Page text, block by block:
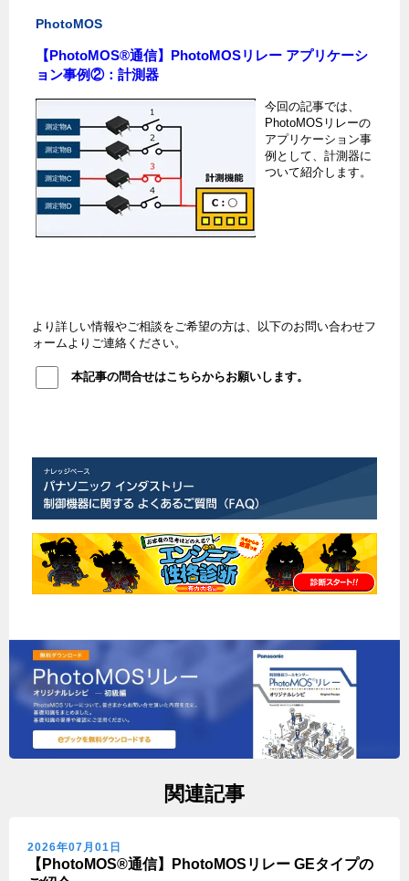
PhotoMOS
【PhotoMOS®通信】PhotoMOSリレー アプリケーシ
ョン事例②：計測器
今回の記事では、
PhotoMOSリレーの
アプリケーション事
例として、計測器に
ついて紹介します。
より詳しい情報やご相談をご希望の方は、以下のお問い合わせフ
ォームよりご連絡ください。
本記事の問合せはこちらからお願いします。
関連記事
2026年07月01日
【PhotoMOS®通信】PhotoMOSリレー GEタイプの